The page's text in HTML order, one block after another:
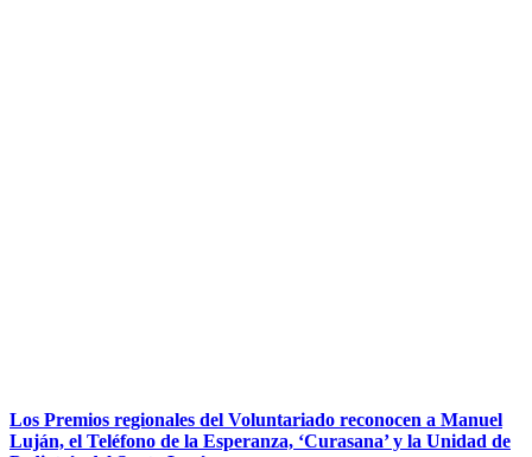
Los Premios regionales del Voluntariado reconocen a Manuel
Luján, el Teléfono de la Esperanza, ‘Curasana’ y la Unidad de